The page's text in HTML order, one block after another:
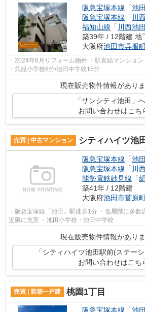
阪急宝塚本線 「池田
阪急宝塚本線 「 川
福知山線 「 川西池田
築39年 / 12階建 地
大阪府池田市呉服
・2024年6月リフォーム物件 ・駅直結マンショ
・呉服小学校6分/池田中学校15分
現在販売物件情報がありま
「サンシティ池田」
お問い合わせはこち
売買 | 中古マンション シティハイツ池田駅前(
阪急宝塚本線 「池田
阪急宝塚本線 「 川
能勢電鉄妙見線 「
築41年 / 12階建
大阪府池田市菅原
・阪急宝塚線「池田」駅徒歩1分 ・低層階に多数
近隣に充実 ・池田小学校・池田中学校
現在販売物件情報がありま
「シティハイツ池田駅前(ステー
お問い合わせはこち
売買 | 新築一戸建 桃園1丁目
阪急宝塚本線 「池田